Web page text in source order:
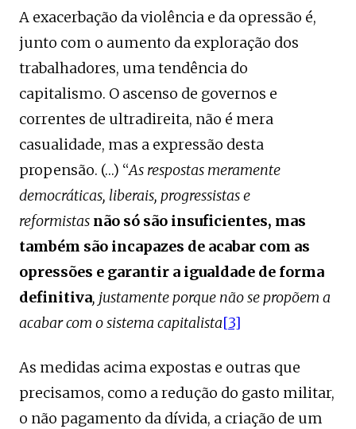
A exacerbação da violência e da opressão é,
junto com o aumento da exploração dos
trabalhadores, uma tendência do
capitalismo. O ascenso de governos e
correntes de ultradireita, não é mera
casualidade, mas a expressão desta
propensão. (…) “As respostas meramente
democráticas, liberais, progressistas e
reformistas não só são insuficientes, mas
também são incapazes de acabar com as
opressões e garantir a igualdade de forma
definitiva, justamente porque não se propõem a
acabar com o sistema capitalista[3]
As medidas acima expostas e outras que
precisamos, como a redução do gasto militar,
o não pagamento da dívida, a criação de um